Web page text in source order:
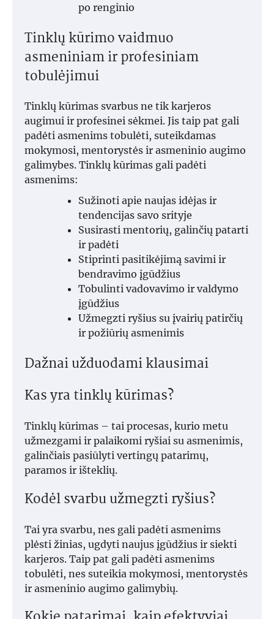
po renginio
Tinklų kūrimo vaidmuo
asmeniniam ir profesiniam
tobulėjimui
Tinklų kūrimas svarbus ne tik karjeros
augimui ir profesinei sėkmei. Jis taip pat gali
padėti asmenims tobulėti, suteikdamas
mokymosi, mentorystės ir asmeninio augimo
galimybes. Tinklų kūrimas gali padėti
asmenims:
Sužinoti apie naujas idėjas ir
tendencijas savo srityje
Susirasti mentorių, galinčių patarti
ir padėti
Stiprinti pasitikėjimą savimi ir
bendravimo įgūdžius
Tobulinti vadovavimo ir valdymo
įgūdžius
Užmegzti ryšius su įvairių patirčių
ir požiūrių asmenimis
Dažnai užduodami klausimai
Kas yra tinklų kūrimas?
Tinklų kūrimas – tai procesas, kurio metu
užmezgami ir palaikomi ryšiai su asmenimis,
galinčiais pasiūlyti vertingų patarimų,
paramos ir išteklių.
Kodėl svarbu užmegzti ryšius?
Tai yra svarbu, nes gali padėti asmenims
plėsti žinias, ugdyti naujus įgūdžius ir siekti
karjeros. Taip pat gali padėti asmenims
tobulėti, nes suteikia mokymosi, mentorystės
ir asmeninio augimo galimybių.